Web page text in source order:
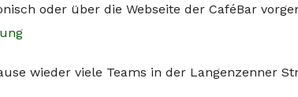
oder über die Webseite der CaféBar
wieder viele Teams in der Langenzenner